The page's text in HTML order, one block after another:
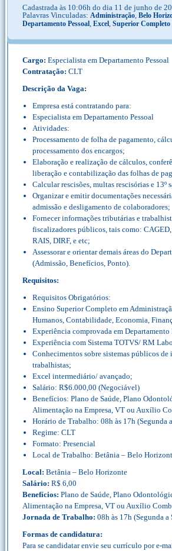
Cadastrada às 10:06h do dia 11 de junho de
Palavras Vinculadas: Administração, Belo
Departamento Pessoal, Excel, Superior Completo
Cargo: Especialista em Departamento Pessoal
Contratação: CLT
Descrição da Vaga:
Empresa está contratando para:
Especialista em Departamento Pessoal
Atividades:
Processamento de folha de pagamento,
processamento dos encargos;
Elaboração e realização de cálculos,
liberação e contabilização das folhas de
Calcular rescisões, multas rescisórias e 13º
Organizar e emitir documentações
admissão e desligamento de colaboradores;
Fornecer informações tributárias e
fiscalizadores públicos, tais como: CAGED,
RAIS, DIRF, e etc;
Assessorar e orientar demais áreas do
(Admissão, Benefícios, Ponto).
Requisitos:
Requisitos Obrigatórios:
Ensino Superior Completo em
Humanos, Contabilidade, Economia,
Experiência comprovada em Departamento
Experiência com Sistema TOTVS/ RM
Conhecimentos sobre sistemas públicos de
trabalhistas;
Excel intermediário/ avançado;
Salário: R$6.000,00 (Negociável)
Benefícios: Plano de Saúde, Plano
Alimentação na Empresa, VT ou Auxílio
Horário de Trabalho: 08h às 17h (Segunda
Regime: CLT
Formato: Presencial
Local de Trabalho: Betânia – Belo
Local: Betânia – Belo Horizonte
Salário: R$ 6,00
Benefícios: Plano de Saúde, Plano
Alimentação na Empresa, VT ou Auxílio
Jornada de Trabalho: 08h às 17h (Segunda a
Formas de candidatura:
Para se candidatar envie seu currículo por e-